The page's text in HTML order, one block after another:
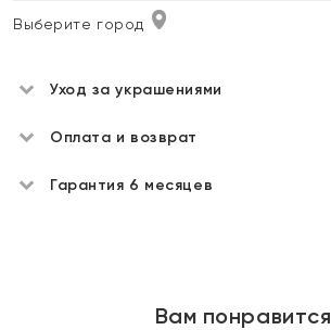
Выберите город
Уход за украшениями
Оплата и возврат
Гарантия 6 месяцев
Вам понравится